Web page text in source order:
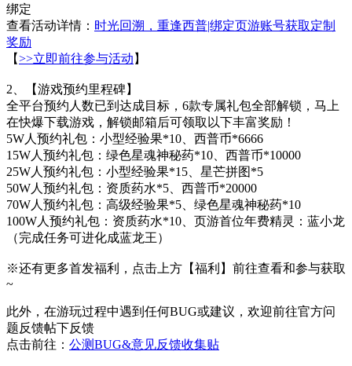
绑定
查看活动详情： 时光回溯，重逢西普|绑定页游账号获取定制
奖励
【>>立即前往参与活动 】
2、【游戏预约里程碑】
全平台预约人数已到达成目标，6款专属礼包全部解锁，马上
在快爆下载游戏，解锁邮箱后可领取以下丰富奖励！
5W人预约礼包：小型经验果*10、西普币*6666
15W人预约礼包：绿色星魂神秘药*10、西普币*10000
25W人预约礼包：小型经验果*15、星芒拼图*5
50W人预约礼包：资质药水*5、西普币*20000
70W人预约礼包：高级经验果*5、绿色星魂神秘药*10
100W人预约礼包：资质药水*10、页游首位年费精灵：蓝小龙
（完成任务可进化成蓝龙王）
※还有更多首发福利，点击上方【福利】前往查看和参与获取
~
此外，在游玩过程中遇到任何BUG或建议，欢迎前往官方问
题反馈帖下反馈
点击前往： 公测BUG&意见反馈收集贴